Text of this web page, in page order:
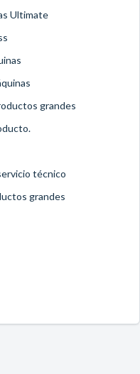
Ultimate
grandes
técnico
grandes